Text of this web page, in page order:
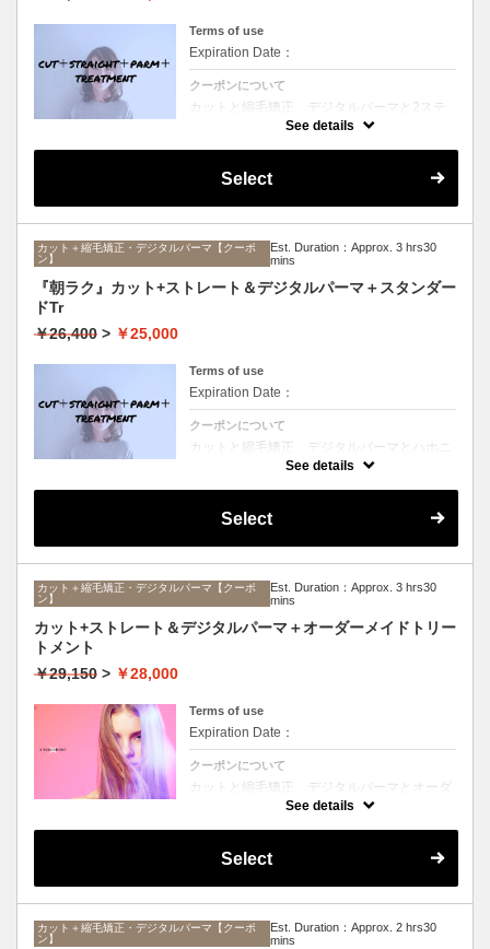
Terms of use
Expiration Date：
クーポンについて
カットと縮毛矯正、デジタルパーマと2ステ
ップTrのセットメニュー。ボリュームは抑え
グを楽にしたい方にオススメ☆ロング料金な
See details
Select
カット＋縮毛矯正・デジタルパーマ【クーポ
ン】
Est. Duration：Approx. 3 hrs30
mins
『朝ラク』カット+ストレート＆デジタルパーマ＋スタンダー
ドTr
￥26,400 > ￥25,000
Terms of use
Expiration Date：
クーポンについて
カットと縮毛矯正、デジタルパーマとハホニ
コTrのセットメニュー。ボリュームは抑えて
を楽にしたい方にオススメ☆ロング料金な
See details
Select
カット＋縮毛矯正・デジタルパーマ【クーポ
ン】
Est. Duration：Approx. 3 hrs30
mins
カット+ストレート＆デジタルパーマ＋オーダーメイドトリー
トメント
￥29,150 > ￥28,000
Terms of use
Expiration Date：
クーポンについて
カットと縮毛矯正、デジタルパーマとオーダ
ーメイドTrのセットメニュー。ボリュームは
リングを楽にしたい方に☆ロング料金なし。
See details
Select
カット＋縮毛矯正・デジタルパーマ【クーポ
ン】
Est. Duration：Approx. 2 hrs30
mins